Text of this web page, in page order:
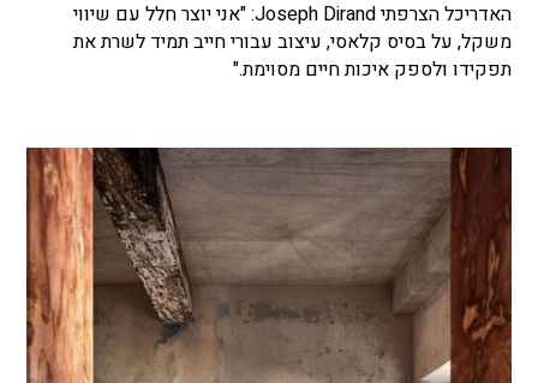
האדריכל הצרפתי Joseph Dirand: "אני יוצר חלל עם שיווי
משקל, על בסיס קלאסי, עיצוב עבורי חייב תמיד לשרת את
תפקידו ולספק איכות חיים מסוימת."